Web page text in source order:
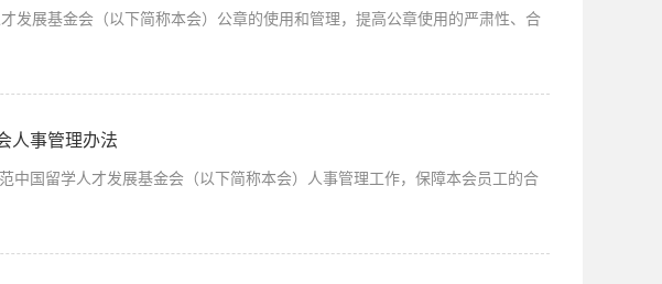
发展基金会（以下简称本会）公章的使用和管理，提高公章使用的严肃性、合
人事管理办法
国留学人才发展基金会（以下简称本会）人事管理工作，保障本会员工的合